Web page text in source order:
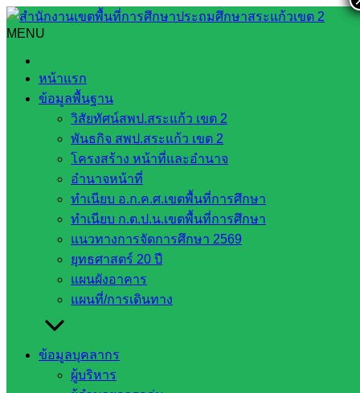
Skip
to
content
MENU
หน้าแรก
ข้อมูลพื้นฐาน
วิสัยทัศน์สพป.สระแก้ว เขต 2
พันธกิจ สพป.สระแก้ว เขต 2
โครงสร้าง หน้าที่และอำนาจ
อำนาจหน้าที่
ทำเนียบ อ.ก.ค.ศ.เขตพื้นที่การศึกษา
ทำเนียบ ก.ต.ป.น.เขตพื้นที่การศึกษา
แนวทางการจัดการศึกษา 2569
ยุทธศาสตร์ 20 ปี
แผนผังอาคาร
แผนที่/การเดินทาง
ข้อมูลบุคลากร
ผู้บริหาร
Search
นายภาณุวัฒน์ คุณเวียน รอง ผอ.สพป. สระแก้ว เขต 2 ร่วมพิธี
เปิดกีฬาสกร.เกมส์
นายภาณุวัฒน์ คุณเวียน รอง ผอ.สพป.
สระแก้ว เขต 2 ร่วมพิธีเปิดกีฬาสกร.เกมส์
มีนาคม 4, 2025มีนาคม 4, 2025
งานประชาสัมพันธ์
ข่าวประชาสัมพันธ์
วันอังคาร ที่ 4 มีนาคม พ.ศ. 2568
นายสมคิด แตงพรม ผู้อำนวยการสำนักงานเขตพื้นที่การศึกษา
ศึกษาสระแก้ว เขต 2 ร่วมพิธีเปิดการแข่งขัน “กีฬาสกร.สระแก้ว
เกมส์ “ประจำปีการศึกษา 2568 “สามัคคีคือพลัง สร้างสรรค์